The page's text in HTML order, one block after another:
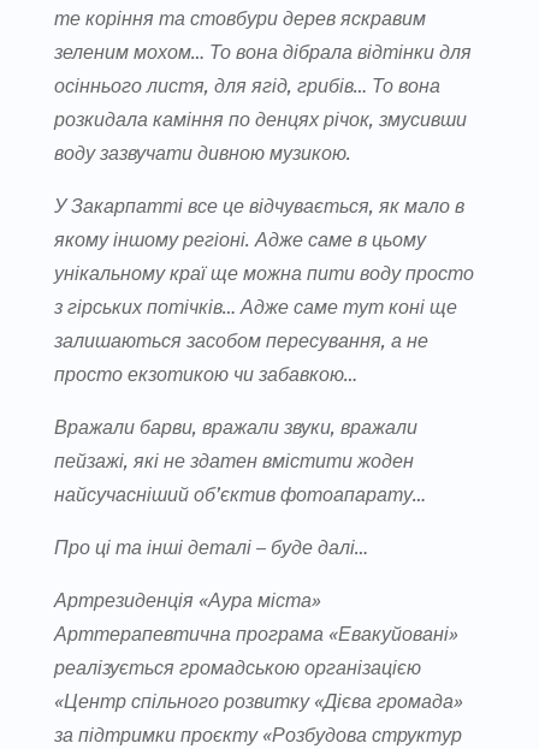
те коріння та стовбури дерев яскравим
зеленим мохом… То вона дібрала відтінки для
осіннього листя, для ягід, грибів… То вона
розкидала каміння по денцях річок, змусивши
воду зазвучати дивною музикою.
У Закарпатті все це відчувається, як мало в
якому іншому регіоні. Адже саме в цьому
унікальному краї ще можна пити воду просто
з гірських потічків… Адже саме тут коні ще
залишаються засобом пересування, а не
просто екзотикою чи забавкою…
Вражали барви, вражали звуки, вражали
пейзажі, які не здатен вмістити жоден
найсучасніший об’єктив фотоапарату…
Про ці та інші деталі – буде далі…
Артрезиденція «Аура міста»
Арттерапевтична програма «Евакуйовані»
реалізується громадською організацією
«Центр спільного розвитку «Дієва громада»
за підтримки проєкту «Розбудова структур